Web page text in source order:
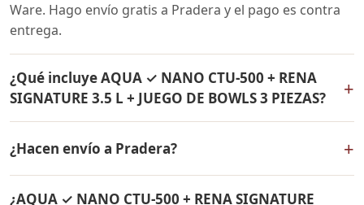
Ware. Hago envío gratis a Pradera y el pago es contra
entrega.
¿Qué incluye AQUA ✓ NANO CTU-500 + RENA
SIGNATURE 3.5 L + JUEGO DE BOWLS 3 PIEZAS?
+
JUEGO DE BOWLS 3 PIEZAS incluye: Filtro de agua Rena
Ware + Bowls Rena Ware + Olla de 3.5 litros Rena Ware.
Todos los productos son originales Rena Ware con
¿Hacen envío a Pradera? +
¿AQUA ✓ NANO CTU-500 + RENA SIGNATURE